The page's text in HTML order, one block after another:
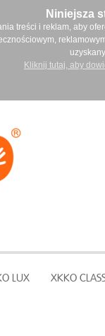
Niniejsza
treści i reklam, aby
Kliknij tutaj, aby
LUX XKKO